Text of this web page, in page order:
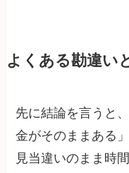
よくある勘違い
先に結論を言うと
金がそのままある
見当違いのまま時